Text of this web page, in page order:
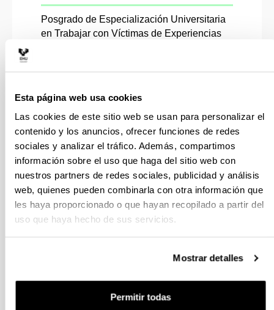
Esta página web usa cookies
Las cookies de este sitio web se usan para personalizar el
contenido y los anuncios, ofrecer funciones de redes
sociales y analizar el tráfico. Además, compartimos
información sobre el uso que haga del sitio web con
nuestros partners de redes sociales, publicidad y análisis
web, quienes pueden combinarla con otra información que
les haya proporcionado o que hayan recopilado a partir del
uso que haya hecho de sus servicios.
Mostrar detalles
Permitir todas
Posgrado de Especialización Universitaria
en Trabajar con Víctimas de Experiencias
Convocatoria IX Premio de Investigación
V Jornada sobre TRATA DE SERES
HUMANOS “Impacto psicológico en las
víctimas de trata con fines de explotación
sexual”
VIII ENCUENTRO VICTIMOLÓGICO EN
HOMENAJE AL Prof. Dr. Dr. h.c. ANTONIO
BERISTAIN
RELACIONES DE PAREJA. MENORES
Posgrado Trabajar con Víctimas de